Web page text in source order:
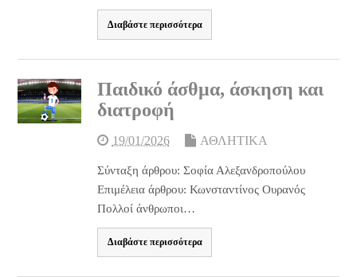
Διαβάστε περισσότερα
Παιδικό άσθμα, άσκηση και
διατροφή
19/01/2026 ΑΘΛΗΤΙΚΑ
Σύνταξη άρθρου: Σοφία Αλεξανδροπούλου
Επιμέλεια άρθρου: Κωνσταντίνος Ουρανός
Πολλοί άνθρωποι…
Διαβάστε περισσότερα